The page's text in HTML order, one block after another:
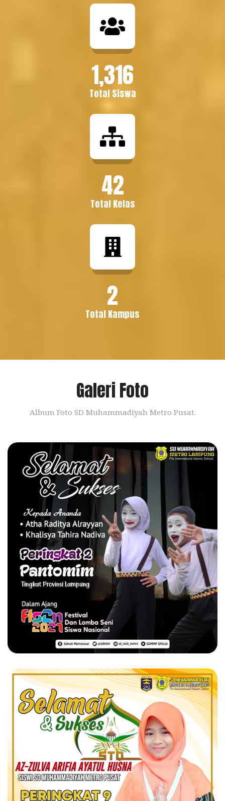
1,316
Total Siswa
42
Total Kelas
2
Total Kampus
Galeri Foto
Album Foto SD Muhammadiyah Metro Pusat.